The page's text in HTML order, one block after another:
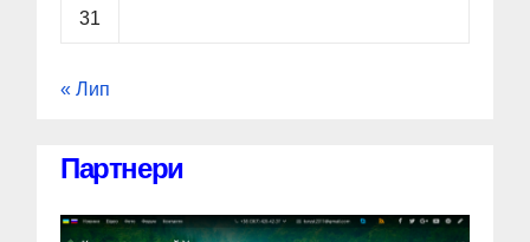
31
« Лип
Партнери